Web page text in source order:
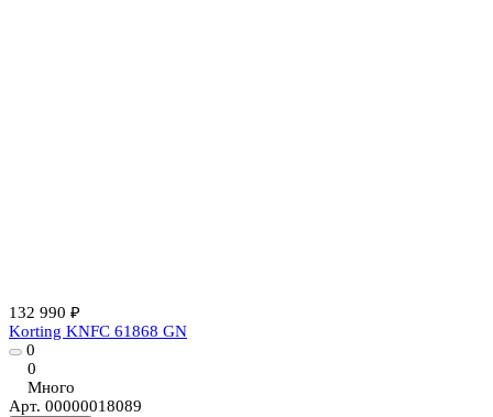
132 990 ₽
Korting KNFC 61868 GN
0
0
Много
Арт. 00000018089